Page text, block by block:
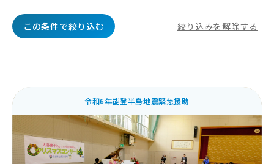
この条件で絞り込む 絞り込みを解除する
令和6年能登半島地震緊急援助